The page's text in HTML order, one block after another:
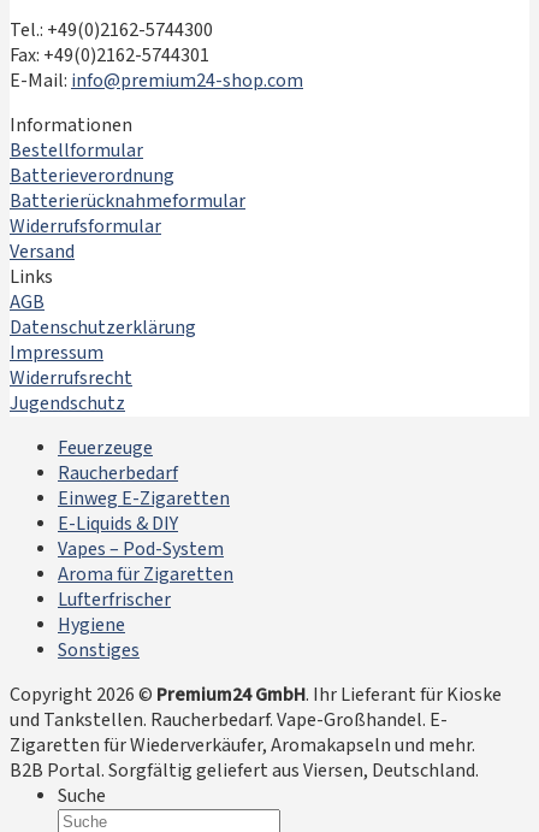
Tel.: +49(0)2162-5744300
Fax: +49(0)2162-5744301
E-Mail: info@premium24-shop.com
Informationen
Bestellformular
Batterieverordnung
Batterierücknahmeformular
Widerrufsformular
Versand
Links
AGB
Datenschutzerklärung
Impressum
Widerrufsrecht
Jugendschutz
Feuerzeuge
Raucherbedarf
Einweg E-Zigaretten
E-Liquids & DIY
Vapes – Pod-System
Aroma für Zigaretten
Lufterfrischer
Hygiene
Sonstiges
Copyright 2026 © Premium24 GmbH. Ihr Lieferant für Kioske
und Tankstellen. Raucherbedarf. Vape-Großhandel. E-
Zigaretten für Wiederverkäufer, Aromakapseln und mehr.
B2B Portal. Sorgfältig geliefert aus Viersen, Deutschland.
Suche